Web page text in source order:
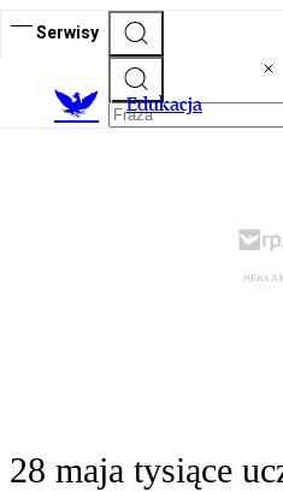
Serwisy
Edukacja
28 maja tysiące